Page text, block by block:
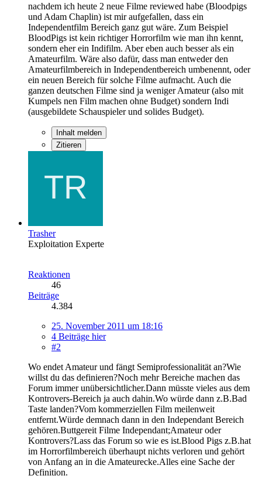
nachdem ich heute 2 neue Filme reviewed habe (Bloodpigs
und Adam Chaplin) ist mir aufgefallen, dass ein
Independentfilm Bereich ganz gut wäre. Zum Beispiel
BloodPigs ist kein richtiger Horrorfilm wie man ihn kennt,
sondern eher ein Indifilm. Aber eben auch besser als ein
Amateurfilm. Wäre also dafür, dass man entweder den
Amateurfilmbereich in Independentbereich umbenennt, oder
ein neuen Bereich für solche Filme aufmacht. Auch die
ganzen deutschen Filme sind ja weniger Amateur (also mit
Kumpels nen Film machen ohne Budget) sondern Indi
(ausgebildete Schauspieler und solides Budget).
Inhalt melden
Zitieren
Trasher
Exploitation Experte
Reaktionen
46
Beiträge
4.384
25. November 2011 um 18:16
4 Beiträge hier
#2
Wo endet Amateur und fängt Semiprofessionalität an?Wie
willst du das definieren?Noch mehr Bereiche machen das
Forum immer unübersichtlicher.Dann müsste vieles aus dem
Kontrovers-Bereich ja auch dahin.Wo würde dann z.B.Bad
Taste landen?Vom kommerziellen Film meilenweit
entfernt.Würde demnach dann in den Independant Bereich
gehören.Buttgereit Filme Independant;Amateur oder
Kontrovers?Lass das Forum so wie es ist.Blood Pigs z.B.hat
im Horrorfilmbereich überhaupt nichts verloren und gehört
von Anfang an in die Amateurecke.Alles eine Sache der
Definition.